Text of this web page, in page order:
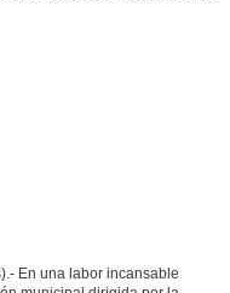
En una labor incansable